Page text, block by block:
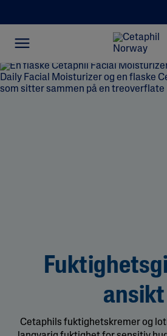
ansikt
Cetaphils fuktighetskremer og